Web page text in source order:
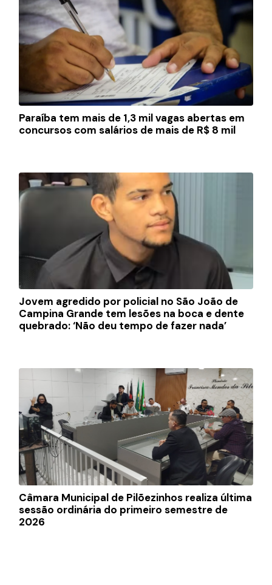
Paraíba tem mais de 1,3 mil vagas abertas em
concursos com salários de mais de R$ 8 mil
Jovem agredido por policial no São João de
Campina Grande tem lesões na boca e dente
quebrado: ‘Não deu tempo de fazer nada’
Câmara Municipal de Pilõezinhos realiza última
sessão ordinária do primeiro semestre de
2026